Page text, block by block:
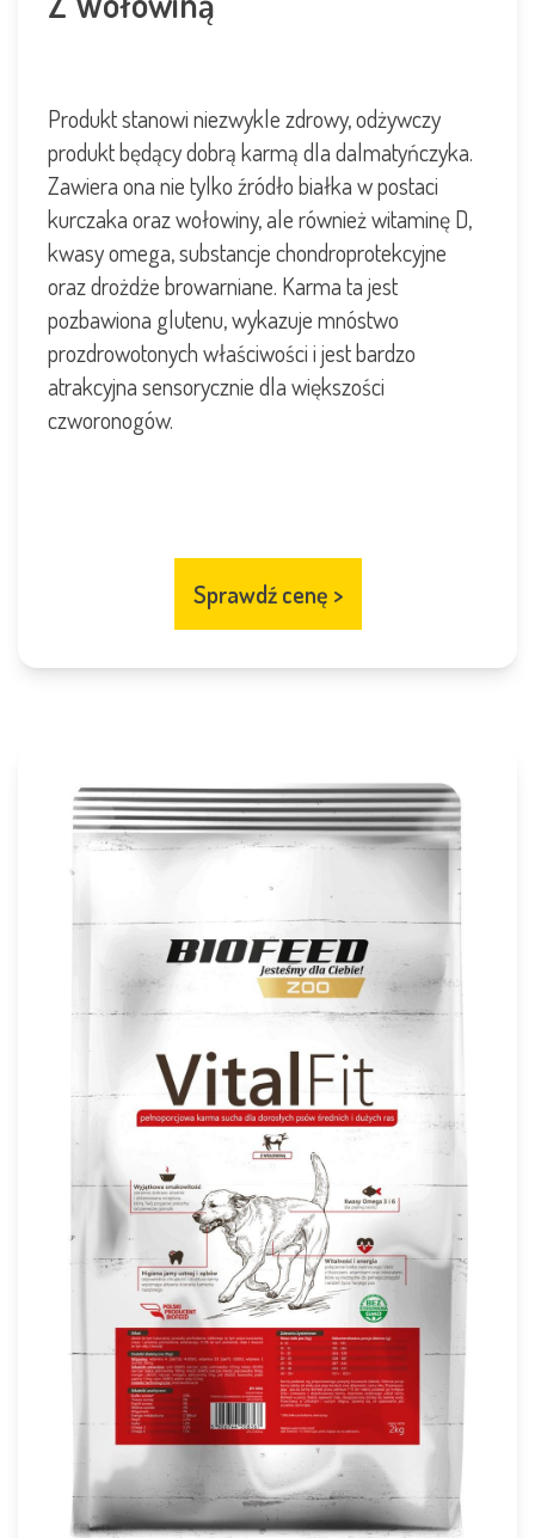
Produkt stanowi niezwykle zdrowy, odżywczy
produkt będącydobrą karmą dla dalmatyńczyka.
Zawiera ona nie tylko źródło białka w postaci
kurczaka oraz wołowiny, ale również witaminę D,
kwasy omega, substancjechondroprotekcyjne
oraz drożdże browarniane. Karma ta jest
pozbawiona glutenu, wykazuje mnóstwo
prozdrowotonychwłaściwości i jest bardzo
atrakcyjna sensorycznie dla większości
czworonogów.
Sprawdź cenę >